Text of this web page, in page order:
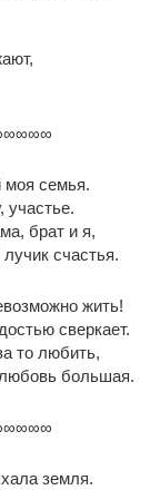
моя семья.
участье.
брат и я,
счастья.
жить!
сверкает.
то любить,
большая.
земля.